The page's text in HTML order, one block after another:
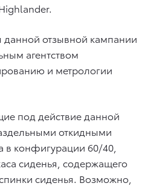
отзывной кампании
агентством
и метрологии
под действие данной
откидными
в конфигурации 60/40,
сиденья, содержащего
сиденья. Возможно,